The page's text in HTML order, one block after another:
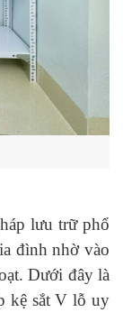
lưu trữ phổ
đình nhờ vào
Dưới đây là
kệ sắt V lỗ uy